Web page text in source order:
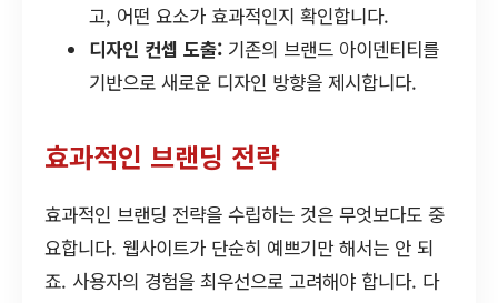
고, 어떤 요소가 효과적인지 확인합니다.
디자인 컨셉 도출: 기존의 브랜드 아이덴티티를
기반으로 새로운 디자인 방향을 제시합니다.
효과적인 브랜딩 전략
효과적인 브랜딩 전략을 수립하는 것은 무엇보다도 중
요합니다. 웹사이트가 단순히 예쁘기만 해서는 안 되
죠. 사용자의 경험을 최우선으로 고려해야 합니다. 다